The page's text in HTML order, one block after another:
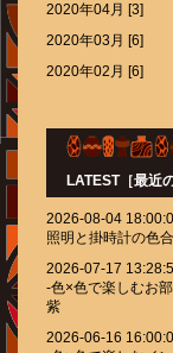
2020年04月 [3]
2020年03月 [6]
2020年02月 [6]
LATEST［最近
2026-08-04
照明と掛時計の色合
2026-07-17
-色×色で楽しむお
紫
2026-06-16